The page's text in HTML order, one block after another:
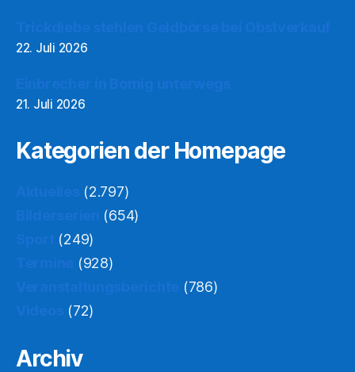
22. Juli 2026
21. Juli 2026
Kategorien der Homepage
(2.797)
(654)
(249)
(928)
(786)
(72)
Archiv